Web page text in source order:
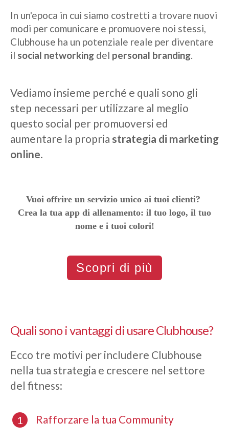
In un'epoca in cui siamo costretti a trovare nuovi
modi per comunicare e promuovere noi stessi,
Clubhouse ha un potenziale reale per diventare
il social networking del personal branding.
Vediamo insieme perché e quali sono gli
step necessari per utilizzare al meglio
questo social per promuoversi ed
aumentare la propria strategia di marketing
online.
Vuoi offrire un servizio unico ai tuoi clienti?
Crea la tua app di allenamento: il tuo logo, il tuo
nome e i tuoi colori!
Scopri di più
Quali sono i vantaggi di usare Clubhouse?
Ecco tre motivi per includere Clubhouse
nella tua strategia e crescere nel settore
del fitness:
Rafforzare la tua Community